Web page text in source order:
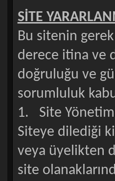
SİTE
Bu sitenin
derece itina ve
doğruluğu ve
sorumluluk
1. Site
Siteye dilediği
veya üyelikten
site